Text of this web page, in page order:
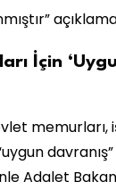
İçin
memurları,
Adalet